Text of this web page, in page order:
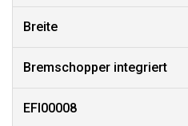
Breite
Bremschopper integriert
EFI00008